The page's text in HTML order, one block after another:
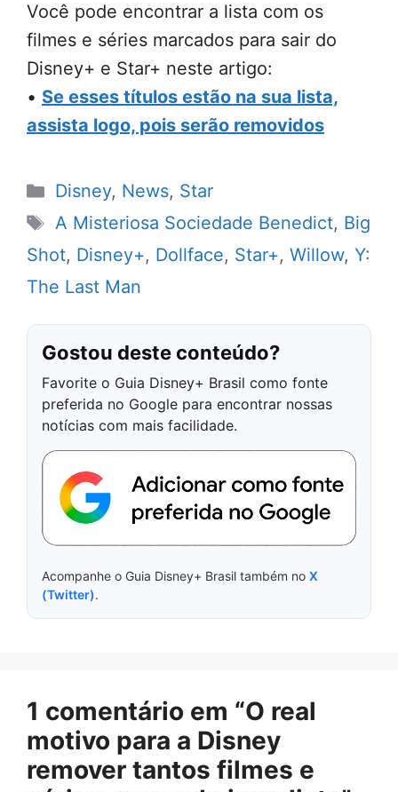
Você pode encontrar a lista com os
filmes e séries marcados para sair do
Disney+ e Star+ neste artigo:
• Se esses títulos estão na sua lista,
assista logo, pois serão removidos
Categorias
Disney, News, Star
Tags
A Misteriosa Sociedade Benedict, Big
Shot, Disney+, Dollface, Star+, Willow, Y:
The Last Man
Gostou deste conteúdo?
Favorite o Guia Disney+ Brasil como fonte
preferida no Google para encontrar nossas
notícias com mais facilidade.
Acompanhe o Guia Disney+ Brasil também no X
(Twitter).
1 comentário em “O real
motivo para a Disney
remover tantos filmes e